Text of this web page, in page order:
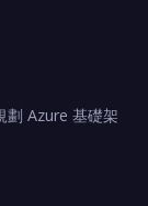
Azure 基礎架